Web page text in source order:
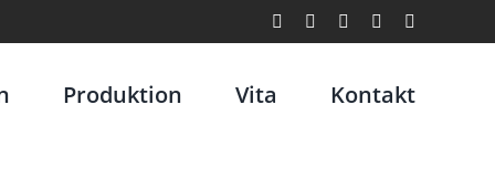
Facebook InstagramLinkedIn
Produktion Vita Kontakt